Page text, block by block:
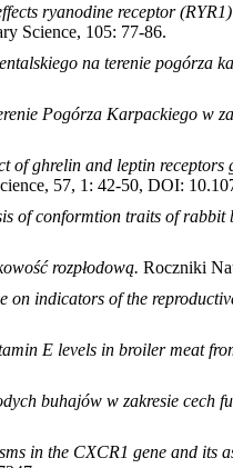
ryanodine receptor
Science, 105: 77-86.
na terenie pogórza
Pogórza Karpackiego w
of ghrelin and leptin receptors
57, 1: 42-50, DOI:
of conformtion traits of rabbit
rozpłodową. Roczniki
on indicators of the
E levels in broiler meat
buhajów w zakresie cech
in the CXCR1 gene and its